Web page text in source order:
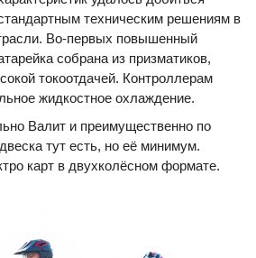
техническим решениям в
Во-первых повышенный
собрана из призматиков,
токоотдачей. Контроллерам
жидкостное охлаждение.
Валит и преимущественно по
тут есть, но её минимум.
карт в двухколёсном формате.